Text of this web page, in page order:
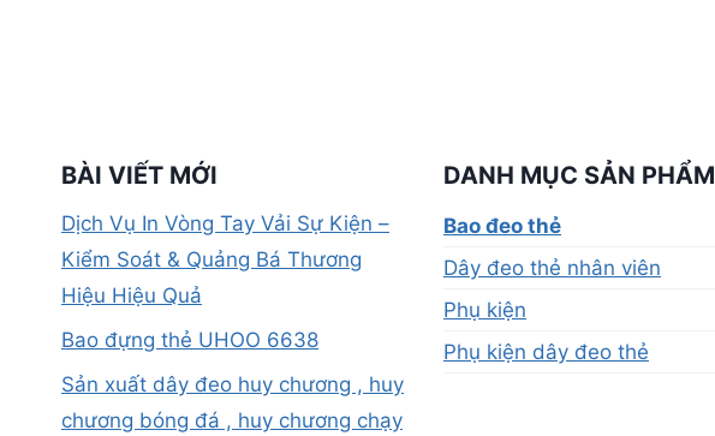
BÀI VIẾT MỚI
Dịch Vụ In Vòng Tay Vải Sự Kiện –
Kiểm Soát & Quảng Bá Thương
Hiệu Hiệu Quả
Bao đựng thẻ UHOO 6638
Sản xuất dây đeo huy chương , huy
chương bóng đá , huy chương chạy
DANH MỤC SẢN PHẨM
Bao đeo thẻ
Dây đeo thẻ nhân viên
Phụ kiện
Phụ kiện dây đeo thẻ